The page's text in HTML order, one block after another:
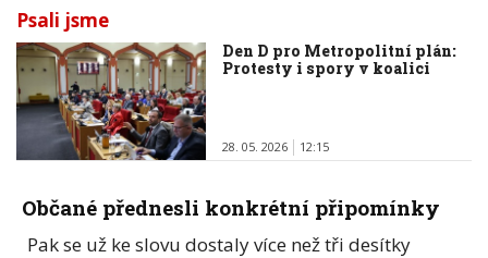
Psali jsme
Den D pro Metropolitní plán:
Protesty i spory v koalici
28. 05. 2026 12:15
Občané přednesli konkrétní připomínky
Pak se už ke slovu dostaly více než tři desítky